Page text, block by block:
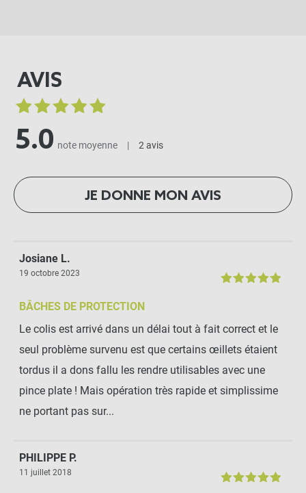
AVIS
5.0 note moyenne | 2 avis
JE DONNE MON AVIS
Josiane L.
19 octobre 2023
BÂCHES DE PROTECTION
Le colis est arrivé dans un délai tout à fait correct et le
seul problème survenu est que certains œillets étaient
tordus il a dons fallu les rendre utilisables avec une
pince plate ! Mais opération très rapide et simplissime
ne portant pas sur...
PHILIPPE P.
11 juillet 2018